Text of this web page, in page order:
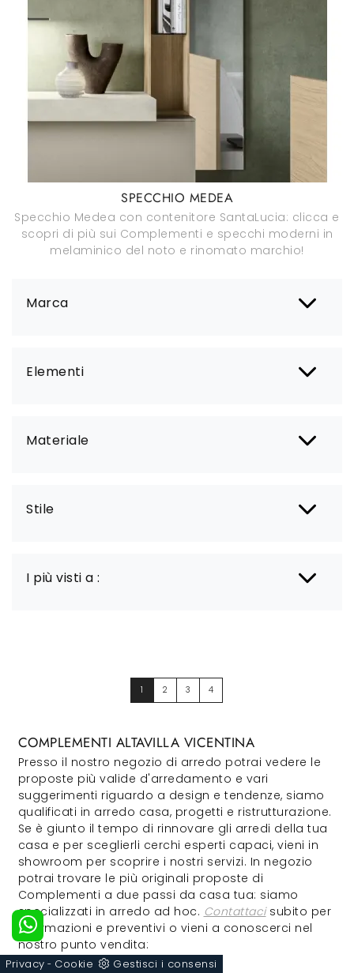
Marca
Elementi
Materiale
Stile
I più visti a :
SPECCHIO MEDEA
Specchio Medea con contenitore SantaLucia: clicca e
scopri di più sui Complementi e specchi moderni in
melaminico del noto e rinomato marchio!
1 2 3 4
COMPLEMENTI ALTAVILLA VICENTINA
Presso il nostro negozio di arredo potrai vedere le
proposte più valide d'arredamento e vari
suggerimenti riguardo a design e tendenze, siamo
qualificati in arredo casa, progetti e ristrutturazione.
Se è giunto il tempo di rinnovare gli arredi della tua
casa e per sceglierli cerchi esperti capaci, vieni in
showroom per scoprire i nostri servizi. In negozio
potrai trovare le più originali proposte di
Complementi a due passi da casa tua: siamo
specializzati in arredo ad hoc. Contattacisubito per
informazioni e preventivi o vieni a conoscerci nel
nostro punto vendita:
Privacy - Cookie Gestisci i consensi